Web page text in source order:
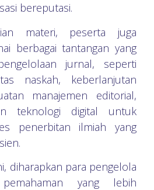
bereputasi.
materi, peserta juga
berbagai tantangan yang
jurnal, seperti
naskah, keberlanjutan
manajemen editorial,
teknologi digital untuk
penerbitan ilmiah yang
diharapkan para pengelola
yang lebih